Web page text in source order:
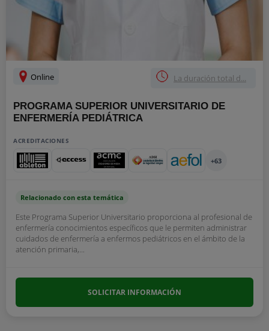
Online La duración total d...
PROGRAMA SUPERIOR UNIVERSITARIO DE
ENFERMERÍA PEDIÁTRICA
ACREDITACIONES
+63
Relacionado con esta temática
Este Programa Superior Universitario proporciona al profesional de
enfermería conocimientos específicos que le permiten administrar
cuidados de enfermería a enfermos pediátricos en el ámbito de la
atención primaria,...
SOLICITAR INFORMACIÓN